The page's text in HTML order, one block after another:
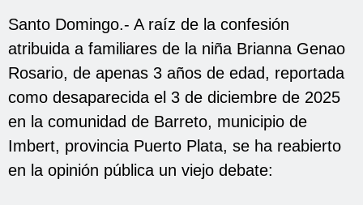
Santo Domingo.- A raíz de la confesión
atribuida a familiares de la niña Brianna Genao
Rosario, de apenas 3 años de edad, reportada
como desaparecida el 3 de diciembre de 2025
en la comunidad de Barreto, municipio de
Imbert, provincia Puerto Plata, se ha reabierto
en la opinión pública un viejo debate: